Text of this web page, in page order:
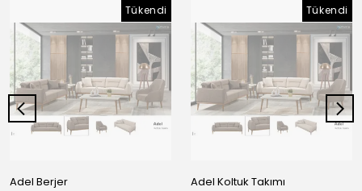
Tükendi
Adel Berjer
Tükendi
Adel Koltuk Takımı